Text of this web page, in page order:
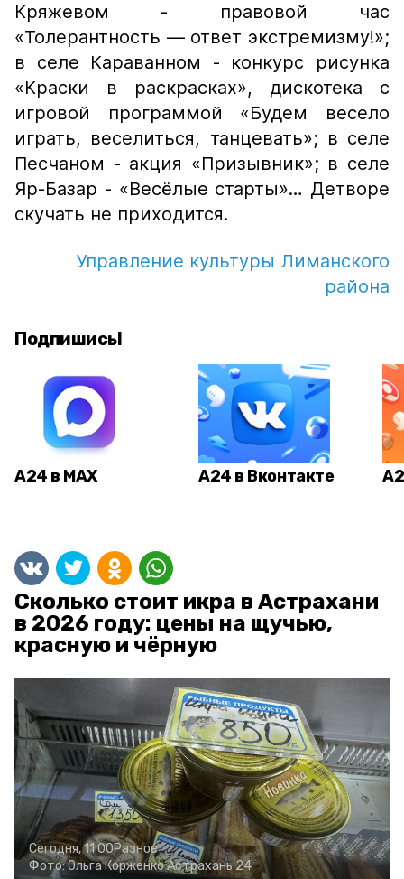
Кряжевом - правовой час
«Толерантность — ответ экстремизму!»;
в селе Караванном - конкурс рисунка
«Краски в раскрасках», дискотека с
игровой программой «Будем весело
играть, веселиться, танцевать»; в селе
Песчаном - акция «Призывник»; в селе
Яр-Базар - «Весёлые старты»… Детворе
скучать не приходится.
Управление культуры Лиманского
района
Подпишись!
А24 в MAX А24 в Вконтакте
Сколько стоит икра в Астрахани
в 2026 году: цены на щучью,
красную и чёрную
Сегодня, 11:00Разное
Фото:Ольга КорженкоАстрахань 24